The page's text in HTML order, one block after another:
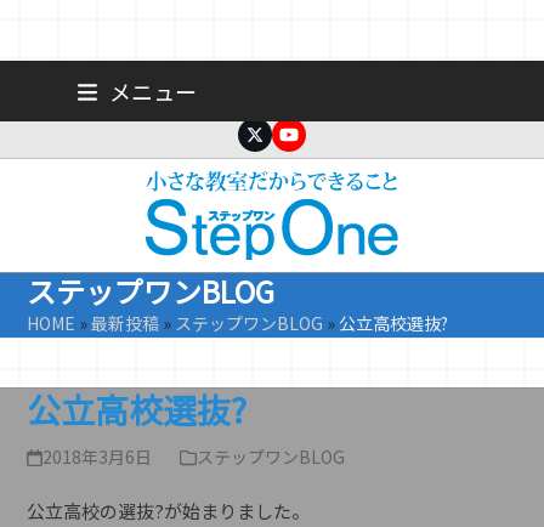
メニュー
TwitterYouTube
ステップワンBLOG
HOME »最新投稿 » ステップワンBLOG » 公立高校選抜?
公立高校選抜?
2018年3月6日 ステップワンBLOG
公立高校の選抜?が始まりました。